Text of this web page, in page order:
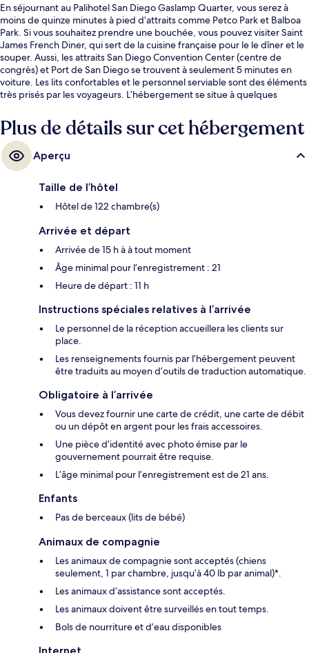
En séjournant au Palihotel San Diego Gaslamp Quarter, vous serez à
moins de quinze minutes à pied d’attraits comme Petco Park et Balboa
Park. Si vous souhaitez prendre une bouchée, vous pouvez visiter Saint
James French Diner, qui sert de la cuisine française pour le le dîner et le
souper. Aussi, les attraits San Diego Convention Center (centre de
congrès) et Port de San Diego se trouvent à seulement 5 minutes en
voiture. Les lits confortables et le personnel serviable sont des éléments
très prisés par les voyageurs. L’hébergement se situe à quelques
Avenue se trouve à 4 minutes et Station de métro Civic Center est
à 7 minutes.
Plus de détails sur cet hébergement
Aperçu
Taille de l’hôtel
Hôtel de 122 chambre(s)
Arrivée et départ
Arrivée de 15 h à à tout moment
Âge minimal pour l’enregistrement : 21
Heure de départ : 11 h
Instructions spéciales relatives à l’arrivée
Le personnel de la réception accueillera les clients sur
place.
Les renseignements fournis par l’hébergement peuvent
être traduits au moyen d’outils de traduction automatique.
Obligatoire à l’arrivée
Vous devez fournir une carte de crédit, une carte de débit
ou un dépôt en argent pour les frais accessoires.
Une pièce d’identité avec photo émise par le
gouvernement pourrait être requise.
L’âge minimal pour l’enregistrement est de 21 ans.
Enfants
Pas de berceaux (lits de bébé)
Animaux de compagnie
Les animaux de compagnie sont acceptés (chiens
seulement, 1 par chambre, jusqu’à 40 lb par animal)*.
Les animaux d’assistance sont acceptés.
Les animaux doivent être surveillés en tout temps.
Bols de nourriture et d’eau disponibles